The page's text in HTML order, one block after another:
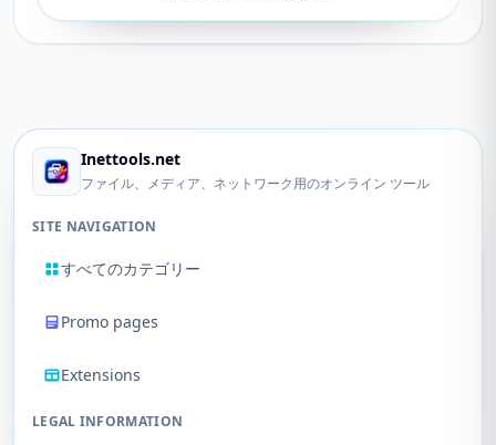
Inettools.net
ファイル、メディア、ネットワーク用のオンライン ツール
SITE NAVIGATION
すべてのカテゴリー
Promo pages
Extensions
LEGAL INFORMATION